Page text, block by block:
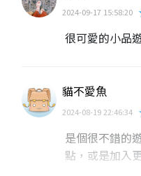
2024-09-17 15:58:20
很可愛的小品
貓不愛魚
2024-08-19 22:46:34
是個很不錯的
點，或是加入